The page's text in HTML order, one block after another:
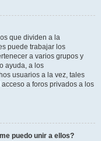
que dividen a la
puede trabajar los
a varios grupos y
ayuda, a los
usuarios a la vez, tales
a foros privados a los
puedo unir a ellos?